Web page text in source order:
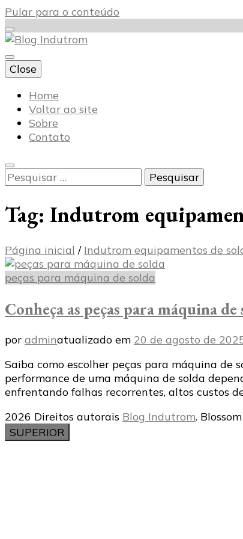
Pular para o conteúdo
Blog Indutrom
Close
Home
Voltar ao site
Sobre
Contato
Pesquisar
por:
Tag: Indutrom
Página inicial / Indutrom equipamentos de
peças para máquina de solda
Conheça as peças para máquina
por adminatualizado em 20 de agosto de
Saiba como escolher peças para máquina de
performance de uma máquina de solda
enfrentando falhas recorrentes, altos custos
2026 Direitos autorais Blog Indutrom.
SUPERIOR